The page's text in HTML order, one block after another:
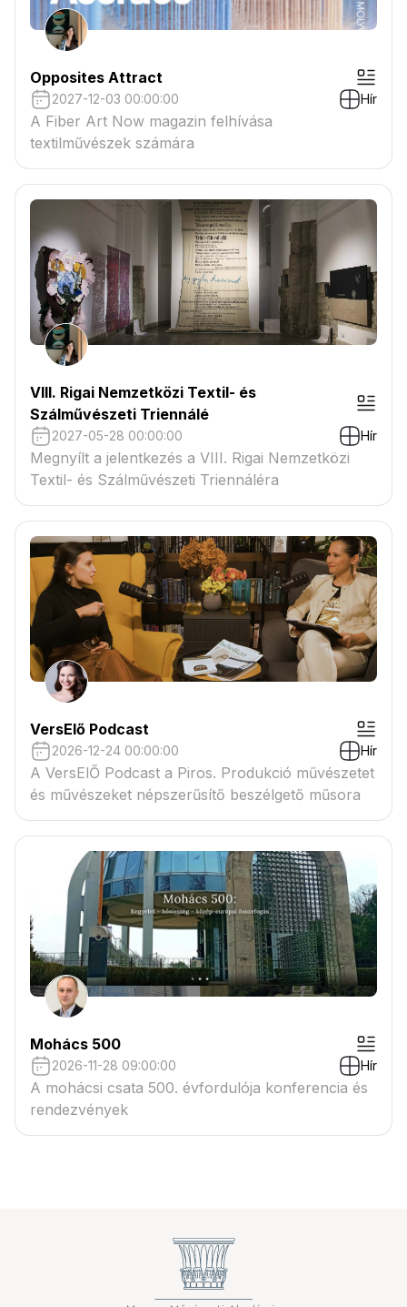
Opposites Attract
2027-12-03 00:00:00 Hír
A Fiber Art Now magazin felhívása
textilművészek számára
VIII. Rigai Nemzetközi Textil- és
Szálművészeti Triennálé
2027-05-28 00:00:00 Hír
Megnyílt a jelentkezés a VIII. Rigai Nemzetközi
Textil- és Szálművészeti Triennáléra
VersElő Podcast
2026-12-24 00:00:00 Hír
A VersElŐ Podcast a Piros. Produkció művészetet
és művészeket népszerűsítő beszélgető műsora
Mohács 500
2026-11-28 09:00:00 Hír
A mohácsi csata 500. évfordulója konferencia és
rendezvények